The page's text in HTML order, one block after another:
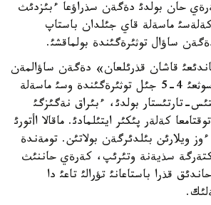
حان بولدئ دةگةن سذراؤعا ءبئزدئث
ماسةلة قاي جئلدان باستاپ
ساؤال توثئرةگئندة بولماقشئ.
قاشان قذرئلعان» دةگةن ساؤالمةن
تئكةلةي بايلانئستئ. سوثعئ 4-5 جئل توثئرةگئندة وسئ ماسةلة
تارتئستار بولدئ، ءبئراق نةگئزگئ
كةلةر پئكئر ايتئلمادئ. ماقالا اأتورئ
ويلارئن بئلدئرگةن بولاتئن. تومةندة
سذيةنة وتئرئپ، كةرةي حاننئث
قذرا باستاعانئ تؤرالئ تاعئ دا